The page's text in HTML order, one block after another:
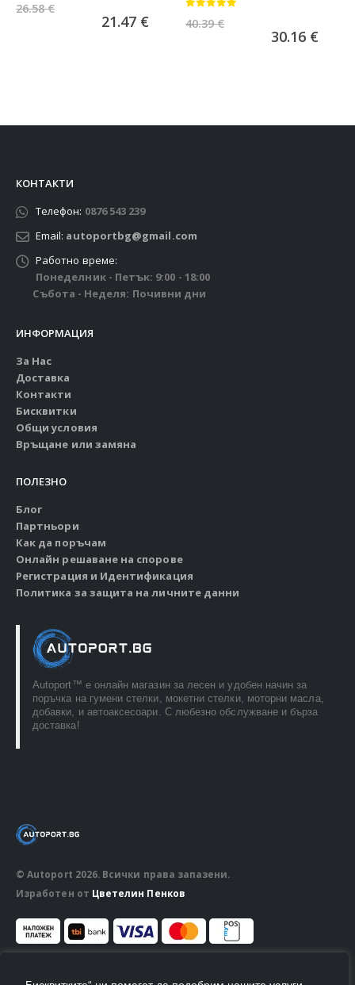
26.58€
21.47 € 40.39€
30.16 €
КОНТАКТИ
Телефон: 0876 543 239
Email: autoportbg@gmail.com
Работно време:
Понеделник - Петък: 9:00 - 18:00
Събота - Неделя: Почивни дни
ИНФОРМАЦИЯ
За Нас
Доставка
Контакти
Бисквитки
Общи условия
Връщане или замяна
ПОЛЕЗНО
Блог
Партньори
Как да поръчам
Онлайн решаване на спорове
Регистрация и Идентификация
Политика за защита на личните данни
Autoport™ e онлайн магазин за лесен и удобен начин за
поръчка на гумени стелки, мокетни стелки, моторни масла,
добавки, и автоаксесоари. С любезно обслужване и бърза
доставка!
© Autoport 2026. Всички права запазени.
Изработен от Цветелин Пенков